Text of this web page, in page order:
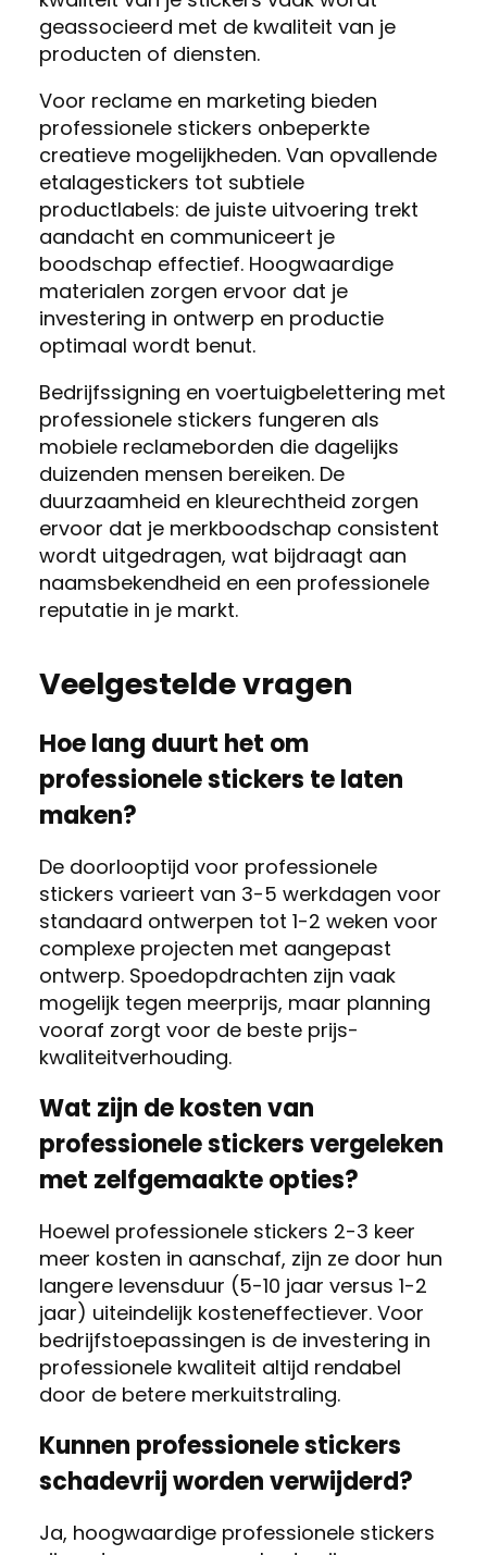
geassocieerd met de kwaliteit van je
producten of diensten.
Voor reclame en marketing bieden
professionele stickers onbeperkte
creatieve mogelijkheden. Van opvallende
etalagestickers tot subtiele
productlabels: de juiste uitvoering trekt
aandacht en communiceert je
boodschap effectief. Hoogwaardige
materialen zorgen ervoor dat je
investering in ontwerp en productie
optimaal wordt benut.
Bedrijfssigning en voertuigbelettering met
professionele stickers fungeren als
mobiele reclameborden die dagelijks
duizenden mensen bereiken. De
duurzaamheid en kleurechtheid zorgen
ervoor dat je merkboodschap consistent
wordt uitgedragen, wat bijdraagt aan
naamsbekendheid en een professionele
reputatie in je markt.
Veelgestelde vragen
Hoe lang duurt het om
professionele stickers te laten
maken?
De doorlooptijd voor professionele
stickers varieert van 3-5 werkdagen voor
standaard ontwerpen tot 1-2 weken voor
complexe projecten met aangepast
ontwerp. Spoedopdrachten zijn vaak
mogelijk tegen meerprijs, maar planning
vooraf zorgt voor de beste prijs-
kwaliteitverhouding.
Wat zijn de kosten van
professionele stickers vergeleken
met zelfgemaakte opties?
Hoewel professionele stickers 2-3 keer
meer kosten in aanschaf, zijn ze door hun
langere levensduur (5-10 jaar versus 1-2
jaar) uiteindelijk kosteneffectiever. Voor
bedrijfstoepassingen is de investering in
professionele kwaliteit altijd rendabel
door de betere merkuitstraling.
Kunnen professionele stickers
schadevrij worden verwijderd?
Ja, hoogwaardige professionele stickers